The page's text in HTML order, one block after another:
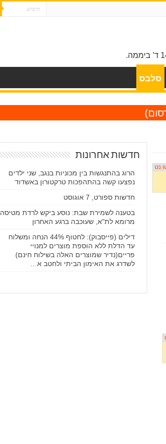
סלבס
חדשות אחרונות
הרוג בהתנגשות בין מכוניות בנגב, שני ילדים
נפצעו קשה בהתהפכות טרקטורון באשדוד
חדשות ספורט, 7 אוגוסט
בטענה לשמירת שבת: נוסע ביקש לרדת מטיסה
מרומא לת"א, שעוכבה ברגע האחרון
דילים (פייסבוק): לחטוף 44% הנחה ומשלוח
עד הדלת ללא הוספת מוצרים למנויי
פריים(נדיר שמוצרים האלה בשילוח חינם)
לשדרג את האימון הביתי ולחטב א…